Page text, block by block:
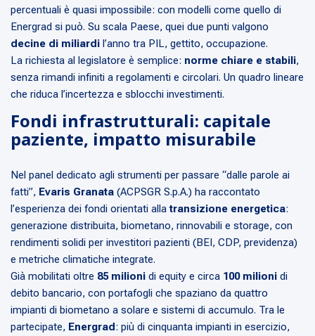
percentuali è quasi impossibile: con modelli come quello di
Energrad si può. Su scala Paese, quei due punti valgono
decine di miliardi l’anno tra PIL, gettito, occupazione.
La richiesta al legislatore è semplice: norme chiare e stabili,
senza rimandi infiniti a regolamenti e circolari. Un quadro lineare
che riduca l’incertezza e sblocchi investimenti.
Fondi infrastrutturali: capitale
paziente, impatto misurabile
Nel panel dedicato agli strumenti per passare “dalle parole ai
fatti”, Evaris Granata (ACPSGR S.p.A.) ha raccontato
l’esperienza dei fondi orientati allatransizione energetica:
generazione distribuita, biometano, rinnovabili e storage, con
rendimenti solidi per investitori pazienti (BEI, CDP, previdenza)
e metriche climatiche integrate.
Già mobilitati oltre 85 milioni di equity e circa 100 milioni di
debito bancario, con portafogli che spaziano da quattro
impianti di biometano a solare e sistemi di accumulo. Tra le
partecipate, Energrad: più di cinquanta impianti in esercizio,